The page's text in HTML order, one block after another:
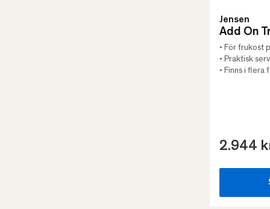
Jensen
Add On
• För frukost
• Praktisk
• Finns i flera
2.944